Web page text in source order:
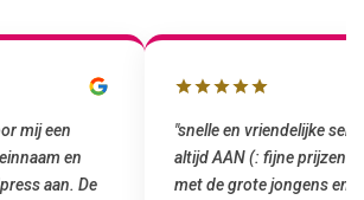
service. staat
vergeleken
en dus nu al blij
"Top service. Ik had
het installeren van
was meteen door